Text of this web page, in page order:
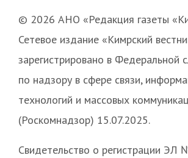
© 2026 АНО «Редакция газеты
Сетевое издание «Кимрский
зарегистрировано в Федеральной
по надзору в сфере связи,
технологий и массовых
(Роскомнадзор) 15.07.2025.
Свидетельство о регистрации